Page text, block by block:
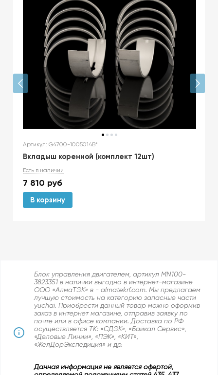
Артикул: G4700-1005014B*
Вкладыш коренной (комплект 12шт)
Есть в наличии
7 810 руб
В корзину
Блок управления двигателем, артикул MN100-
3823351 в наличии выгодно в интернет-магазине
ООО «АлмаТЭК» в - almatekrf.com. Мы предлагаем
лучшую стоимость на категорию запасные части
yuchai. Приобрести данный товар можно оформив
заказ в интернет магазине, отправив заявку по
почте или в офисе компании. Доставка по РФ
осуществляется ТК: «СДЭК», «Байкал Сервис»,
«Деловые Линии», «ПЭК», «КИТ»,
«ЖелДорЭкспедиция» и др.